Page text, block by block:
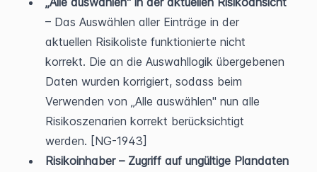
– Das Auswählen aller Einträge in der
aktuellen Risikoliste funktionierte nicht
korrekt. Die an die Auswahllogik übergebenen
Daten wurden korrigiert, sodass beim
Verwenden von „Alle auswählen" nun alle
Risikoszenarien korrekt berücksichtigt
werden. [NG-1943]
Risikoinhaber – Zugriff auf ungültige Plandaten